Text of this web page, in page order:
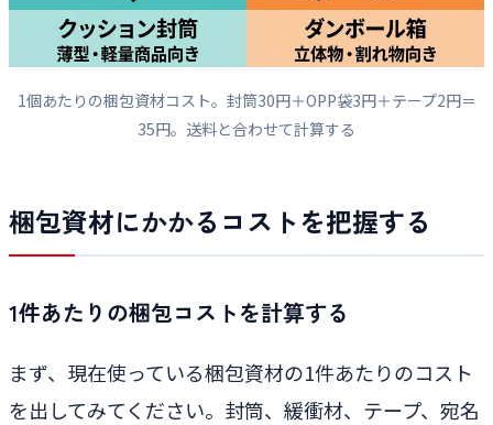
1個あたりの梱包資材コスト。封筒30円＋OPP袋3円＋テープ2円＝
35円。送料と合わせて計算する
梱包資材にかかるコストを把握する
1件あたりの梱包コストを計算する
まず、現在使っている梱包資材の1件あたりのコスト
を出してみてください。封筒、緩衝材、テープ、宛名